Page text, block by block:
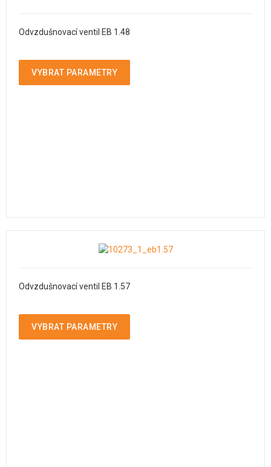
Odvzdušnovací ventil EB 1.48
VYBRAT PARAMETRY
Odvzdušnovací ventil EB 1.57
VYBRAT PARAMETRY